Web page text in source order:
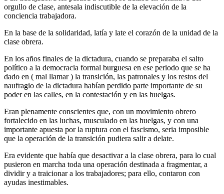
orgullo de clase, antesala indiscutible de la elevación de la
conciencia trabajadora.
En la base de la solidaridad, latía y late el corazón de la unidad de la
clase obrera.
En los años finales de la dictadura, cuando se preparaba el salto
político a la democracia formal burguesa en ese periodo que se ha
dado en ( mal llamar ) la transición, las patronales y los restos del
naufragio de la dictadura habían perdido parte importante de su
poder en las calles, en la contestación y en las huelgas.
Eran plenamente conscientes que, con un movimiento obrero
fortalecido en las luchas, musculado en las huelgas, y con una
importante apuesta por la ruptura con el fascismo, seria imposible
que la operación de la transición pudiera salir a delate.
Era evidente que había que desactivar a la clase obrera, para lo cual
pusieron en marcha toda una operación destinada a fragmentar, a
dividir y a traicionar a los trabajadores; para ello, contaron con
ayudas inestimables.